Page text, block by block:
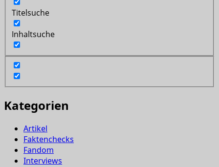
Titelsuche
Inhaltsuche
Kategorien
Artikel
Faktenchecks
Fandom
Interviews